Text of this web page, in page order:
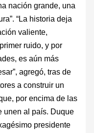
nación grande, una
“La historia deja
valiente,
ruido, y por
es aún más
agregó, tras de
a construir un
por encima de las
unen al país. Duque
presidente